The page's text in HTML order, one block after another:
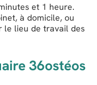
et 1 heure.
à domicile, ou
le lieu de travail des
36ostéos